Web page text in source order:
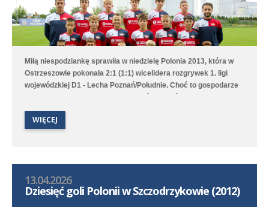
Miłą niespodziankę sprawiła w niedzielę Polonia 2013, która w
Ostrzeszowie pokonała 2:1 (1:1) wicelidera rozgrywek 1. ligi
wojewódzkiej D1 - Lecha Poznań/Południe. Choć to gospodarze
pierwsi objęli prowadzenie to Poloniści odwrócili losy meczu za
zespół przegrał na wyjeździe 1:3 (1:1) z Clescevią Kleszczewo, a
gola dla Polonii strzelił Bruno Obiegły.
WIĘCEJ
13.04.2026
Dziesięć goli Polonii w Szczodrzykowie (2012)